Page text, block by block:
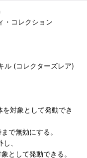
・コレクション
ル (コレクターズレア)
対象として発動でき
で無効にする。
、
として発動できる。